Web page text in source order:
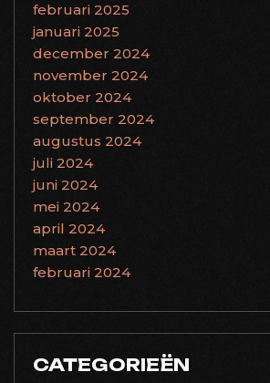
februari 2025
januari 2025
december 2024
november 2024
oktober 2024
september 2024
augustus 2024
juli 2024
juni 2024
mei 2024
april 2024
maart 2024
februari 2024
CATEGORIEËN